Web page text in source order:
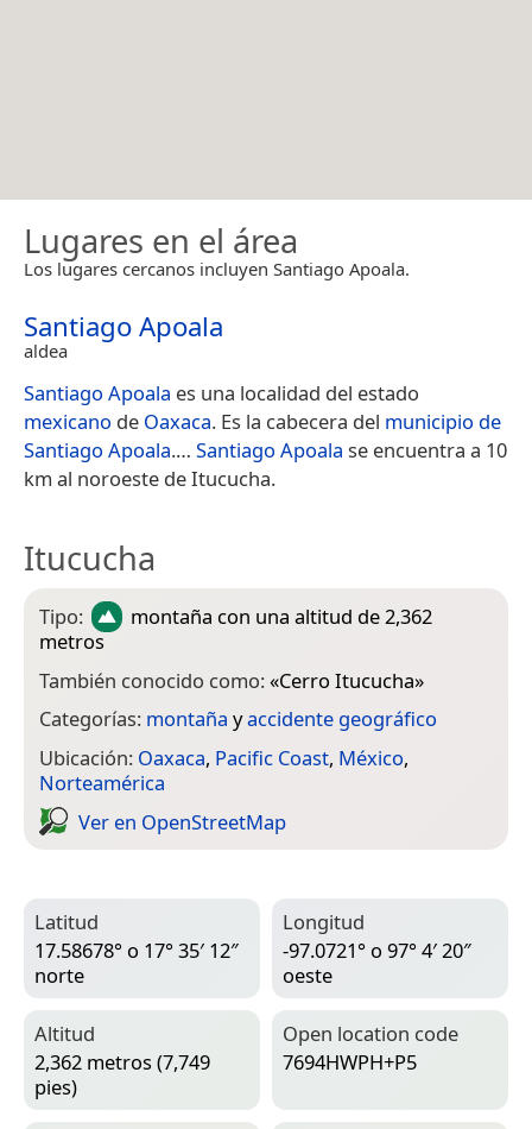
Lugares en el área
Los lugares cercanos incluyen Santiago Apoala.
Santiago Apoala
aldea
Santiago Apoala es una localidad del estado
mexicano de Oaxaca. Es la cabecera del municipio de
Santiago Apoala.​… Santiago Apoala se encuentra a 10
km al noroeste de Itucucha.
Itucucha
Tipo: montaña con una altitud de 2,362
metros
También conocido como:«Cerro Itucucha»
Categorías: montaña yaccidente geográfico
Ubicación: Oaxaca, Pacific Coast, México,
Norteamérica
Ver en Open­Street­Map
Latitud
17.58678° o 17° 35′ 12″
norte
Longitud
-97.0721° o 97° 4′ 20″
oeste
Altitud
2,362 metros (7,749
pies)
Open location code
7694HWPH+P5